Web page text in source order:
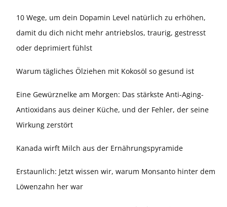
10 Wege, um dein Dopamin Level natürlich zu erhöhen,
damit du dich nicht mehr antriebslos, traurig, gestresst
oder deprimiert fühlst
Warum tägliches Ölziehen mit Kokosöl so gesund ist
Eine Gewürznelke am Morgen: Das stärkste Anti-Aging-
Antioxidans aus deiner Küche, und der Fehler, der seine
Wirkung zerstört
Kanada wirft Milch aus der Ernährungspyramide
Erstaunlich: Jetzt wissen wir, warum Monsanto hinter dem
Löwenzahn her war